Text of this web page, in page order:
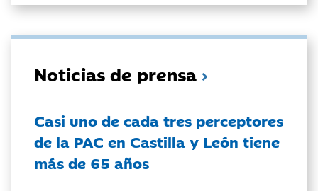
Noticias de prensa
Casi uno de cada tres perceptores
de la PAC en Castilla y León tiene
más de 65 años